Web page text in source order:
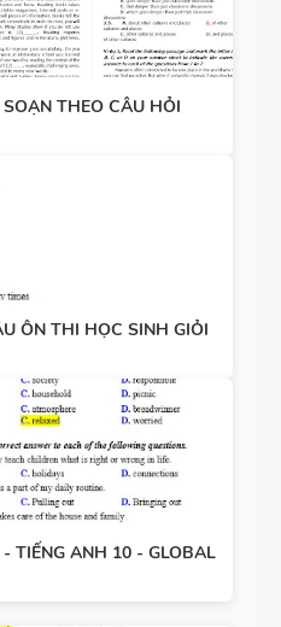
THEO CÂU HỎI
ÔN THI HỌC SINH GIỎI
TIẾNG ANH 10 - GLOBAL